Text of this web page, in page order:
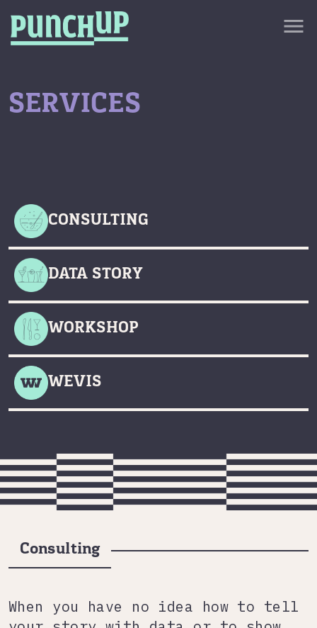
Skip to content
menu
close
Service
Project
ลับด้านบน
SERVICES
CONSULTING
DATA STORY
WORKSHOP
WEVIS
Consulting
When you have no idea how to tell